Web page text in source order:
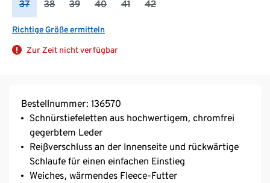
37 38 39 40 41 42
Richtige Größe ermitteln
Zur Zeit nicht verfügbar
Bestellnummer: 136570
Schnürstiefeletten aus hochwertigem, chromfrei
gegerbtem Leder
Reißverschluss an der Innenseite und rückwärtige
Schlaufe für einen einfachen Einstieg
Weiches, wärmendes Fleece-Futter